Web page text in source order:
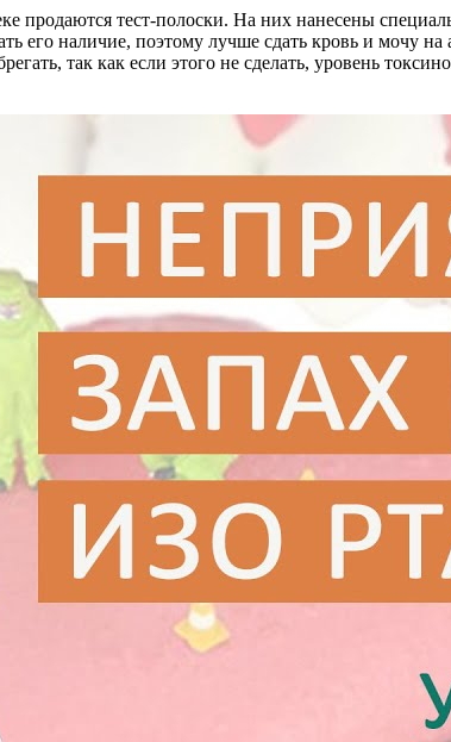
продаются тест-полоски. На них нанесены
его наличие, поэтому лучше сдать кровь и мочу
так как если этого не сделать, уровень